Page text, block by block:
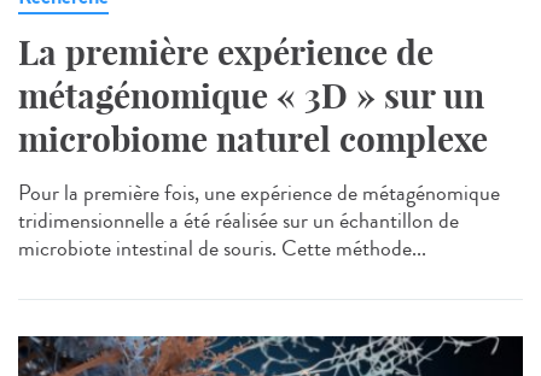
La première expérience de
métagénomique « 3D » sur un
microbiome naturel complexe
Pour la première fois, une expérience de métagénomique
tridimensionnelle a été réalisée sur un échantillon de
microbiote intestinal de souris. Cette méthode...